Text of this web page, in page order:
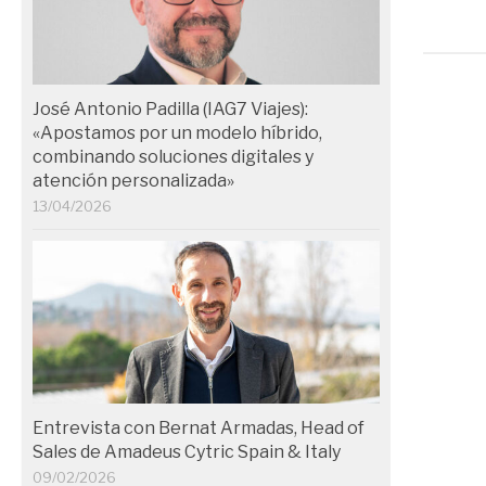
José Antonio Padilla (IAG7 Viajes):
«Apostamos por un modelo híbrido,
combinando soluciones digitales y
atención personalizada»
13/04/2026
Entrevista con Bernat Armadas, Head of
Sales de Amadeus Cytric Spain & Italy
09/02/2026